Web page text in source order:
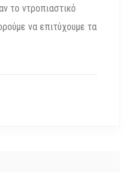
το ντροπιαστικό
να επιτύχουμε τα